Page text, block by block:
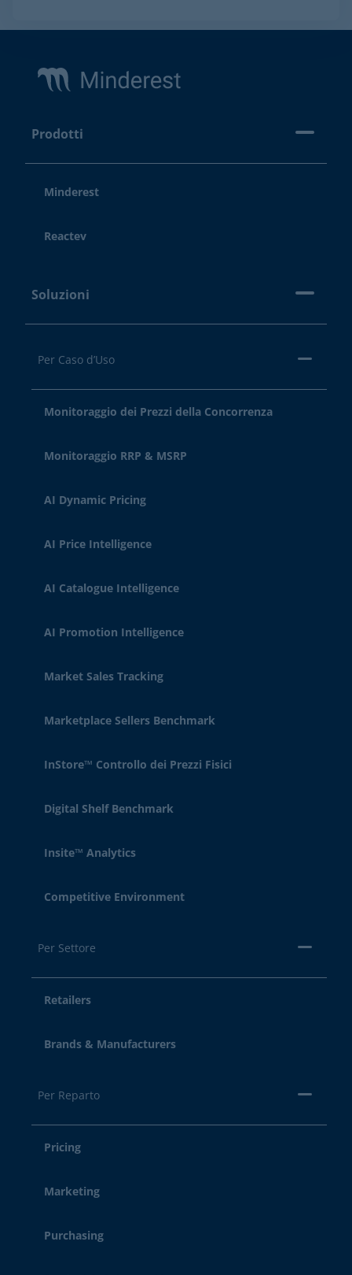
Prodotti
Minderest
Reactev
Soluzioni
Per Caso d’Uso
Monitoraggio dei Prezzi della Concorrenza
Monitoraggio RRP & MSRP
AI Dynamic Pricing
AI Price Intelligence
AI Catalogue Intelligence
AI Promotion Intelligence
Market Sales Tracking
Marketplace Sellers Benchmark
InStore™ Controllo dei Prezzi Fisici
Digital Shelf Benchmark
Insite™ Analytics
Competitive Environment
Per Settore
Retailers
Brands & Manufacturers
Per Reparto
Pricing
Marketing
Purchasing